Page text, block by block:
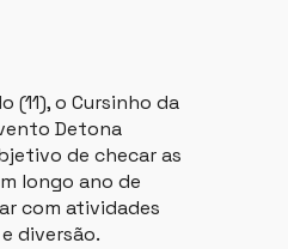
(11), o Cursinho da
Detona
de checar as
longo ano de
com atividades
diversão.